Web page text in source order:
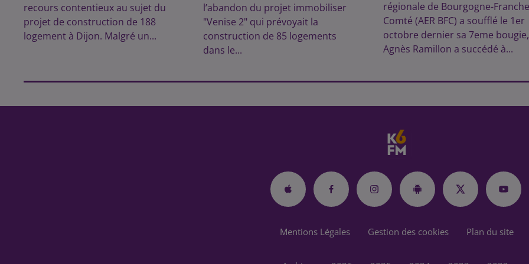
recours contentieux au sujet du
projet de construction de 188
logement à Dijon. Malgré un...
l’abandon du projet immobiliser
"Venise 2" qui prévoyait la
construction de 85 logements
dans le...
régionale de Bourgogne-
Comté (AER BFC) a soufflé le 1er
octobre dernier sa 7eme bougie,
Agnès Ramillon a succédé à...
Mentions Légales Gestion des cookies Plan du site